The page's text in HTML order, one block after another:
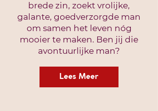
brede zin, zoekt vrolijke,
galante, goedverzorgde man
om samen het leven nóg
mooier te maken. Ben jij die
avontuurlijke man?
Lees Meer